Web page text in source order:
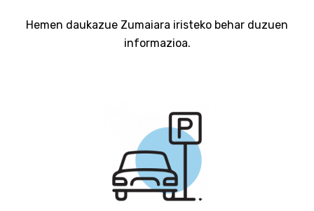
Hemen daukazue Zumaiara iristeko behar duzuen
informazioa.